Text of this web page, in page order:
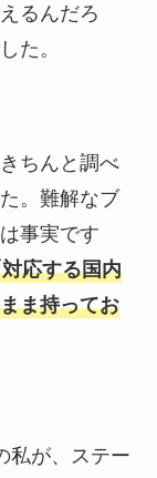
るんだろ
た。
ちんと調べ
。難解なブ
事実です
応する国内
ま持ってお
私が、ステー